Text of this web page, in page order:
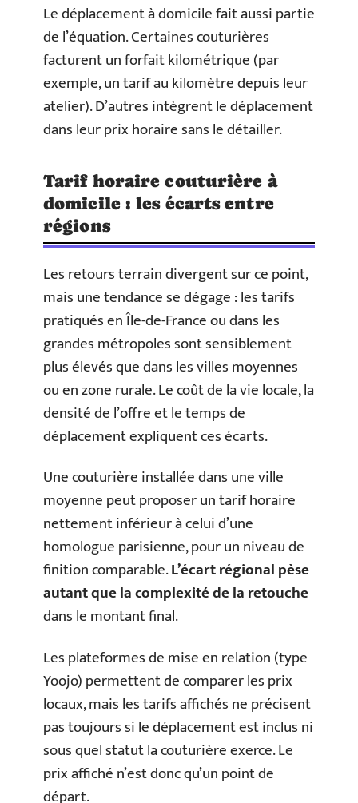
Le déplacement à domicile fait aussi partie
de l’équation. Certaines couturières
facturent un forfait kilométrique (par
exemple, un tarif au kilomètre depuis leur
atelier). D’autres intègrent le déplacement
dans leur prix horaire sans le détailler.
Tarif horaire couturière à
domicile : les écarts entre
régions
Les retours terrain divergent sur ce point,
mais une tendance se dégage : les tarifs
pratiqués en Île-de-France ou dans les
grandes métropoles sont sensiblement
plus élevés que dans les villes moyennes
ou en zone rurale. Le coût de la vie locale, la
densité de l’offre et le temps de
déplacement expliquent ces écarts.
Une couturière installée dans une ville
moyenne peut proposer un tarif horaire
nettement inférieur à celui d’une
homologue parisienne, pour un niveau de
finition comparable.L’écart régional pèse
autant que la complexité de la retouche
dans le montant final.
Les plateformes de mise en relation (type
Yoojo) permettent de comparer les prix
locaux, mais les tarifs affichés ne précisent
pas toujours si le déplacement est inclus ni
sous quel statut la couturière exerce. Le
prix affiché n’est donc qu’un point de
départ.